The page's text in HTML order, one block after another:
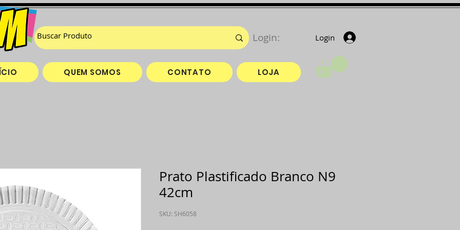
Login
QUEM SOMOS CONTATO LOJA
Login:
Prato Plastificado Branco N9
42cm
SKU: SH6058